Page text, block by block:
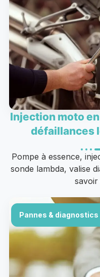
Injection moto
défaillances
Pompe à essence,
sonde lambda, valise
savoir
Pannes & diagnostics